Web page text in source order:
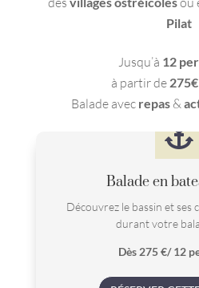
Pilat
Jusqu’à 12
à partir de
Balade avec repas &

Balade en
Découvrez le bassin et ses
durant votre
Dès 275 €/ 12